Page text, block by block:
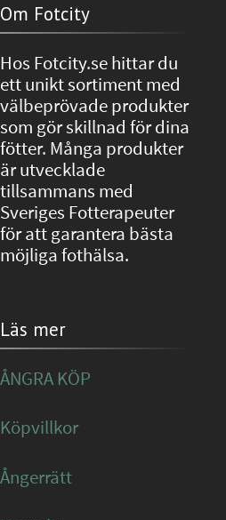
Om Fotcity
Hos Fotcity.se hittar du
ett unikt sortiment med
välbeprövade produkter
som gör skillnad för dina
fötter. Många produkter
är utvecklade
tillsammans med
Sveriges Fotterapeuter
för att garantera bästa
möjliga fothälsa.
Läs mer
ÅNGRA KÖP
Köpvillkor
Ångerrätt